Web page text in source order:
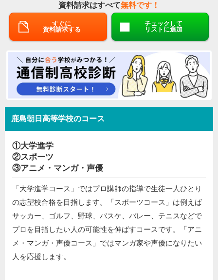
資料請求はすべて無料です！
すぐに
資料請求する
チェックして
リストに追加
鹿島朝日高等学校のコース
①大学進学
②スポーツ
③アニメ・マンガ・声優
「大学進学コース」ではプロ講師の指導で生徒一人ひとり
の志望校合格を目指します。「スポーツコース」は例えば
サッカー、ゴルフ、野球、バスケ、バレー、テニスなどで
プロを目指したい人の可能性を伸ばすコースです。「アニ
メ・マンガ・声優コース」ではマンガ家や声優になりたい
人を応援します。